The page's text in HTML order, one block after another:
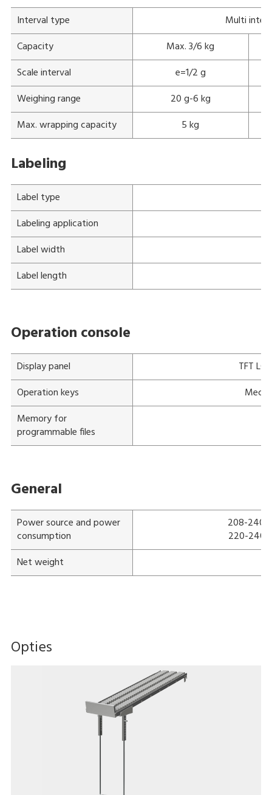
Interval type
Multi
Capacity
Max. 3/6 kg
Scale interval
e=1/2 g
Weighing range
20 g-6 kg
Max. wrapping capacity
5 kg
Labeling
Label type
Labeling application
Label width
Label length
Operation console
Display panel
TFT
Operation keys
Memory for
programmable files
General
Power source and power
consumption
208-240
220-240
Net weight
Opties